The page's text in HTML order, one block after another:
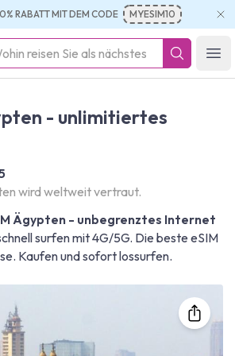
RABATT MIT DEM CODE MYESIM10
- unlimitiertes
wird weltweit vertraut.
Ägypten - unbegrenztes Internet
surfen mit 4G/5G. Die beste eSIM
Kaufen und sofort lossurfen.